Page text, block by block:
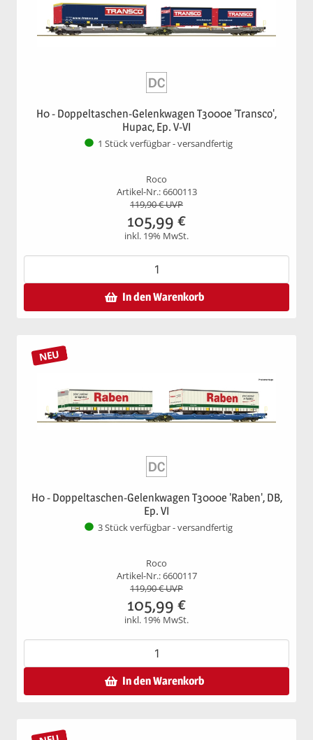
H0 - Doppeltaschen-Gelenkwagen T3000e 'Transco',
Hupac, Ep. V-VI
1 Stück verfügbar - versandfertig
Roco
Artikel-Nr.: 6600113
119,90€ UVP
105,99 €
inkl. 19% MwSt.
In den Warenkorb
NEU
H0 - Doppeltaschen-Gelenkwagen T3000e 'Raben', DB,
Ep. VI
3 Stück verfügbar - versandfertig
Roco
Artikel-Nr.: 6600117
119,90€ UVP
105,99 €
inkl. 19% MwSt.
In den Warenkorb